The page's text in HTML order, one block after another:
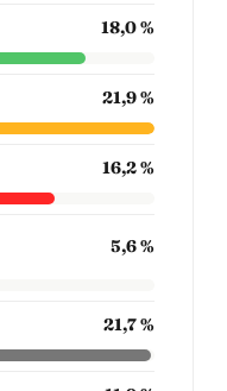
18,0 %
21,9 %
16,2 %
5,6 %
21,7 %